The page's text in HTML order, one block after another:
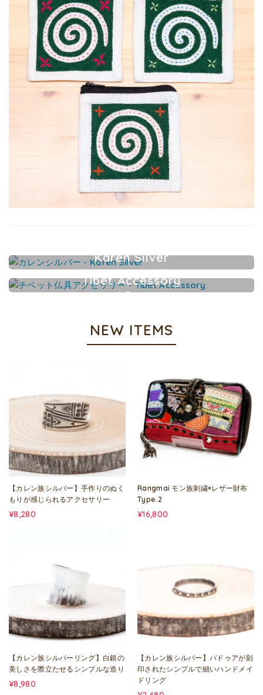
Karen Silver
カレンシルバーアクセサリー
Tibet Accessory
チベット仏具アクセサリー
NEW ITEMS
【カレン族シルバー】手作りのぬく
もりが感じられるアクセサリー
¥8,280
Rangmai モン族刺繍×レザー財布
Type.2
¥16,800
【カレン族シルバーリング】白銀の
美しさを際立たせるシンプルな造り
¥8,980
【カレン族シルバー】パドゥアが刻
印されたシンプルで細いハンドメイ
ドリング